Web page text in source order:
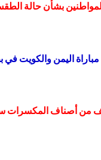
بشأن حالة
اليمن والكويت في
من أصناف المكسرات